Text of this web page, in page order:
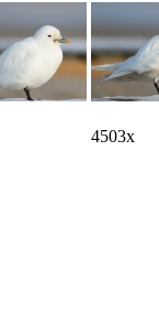
4503x